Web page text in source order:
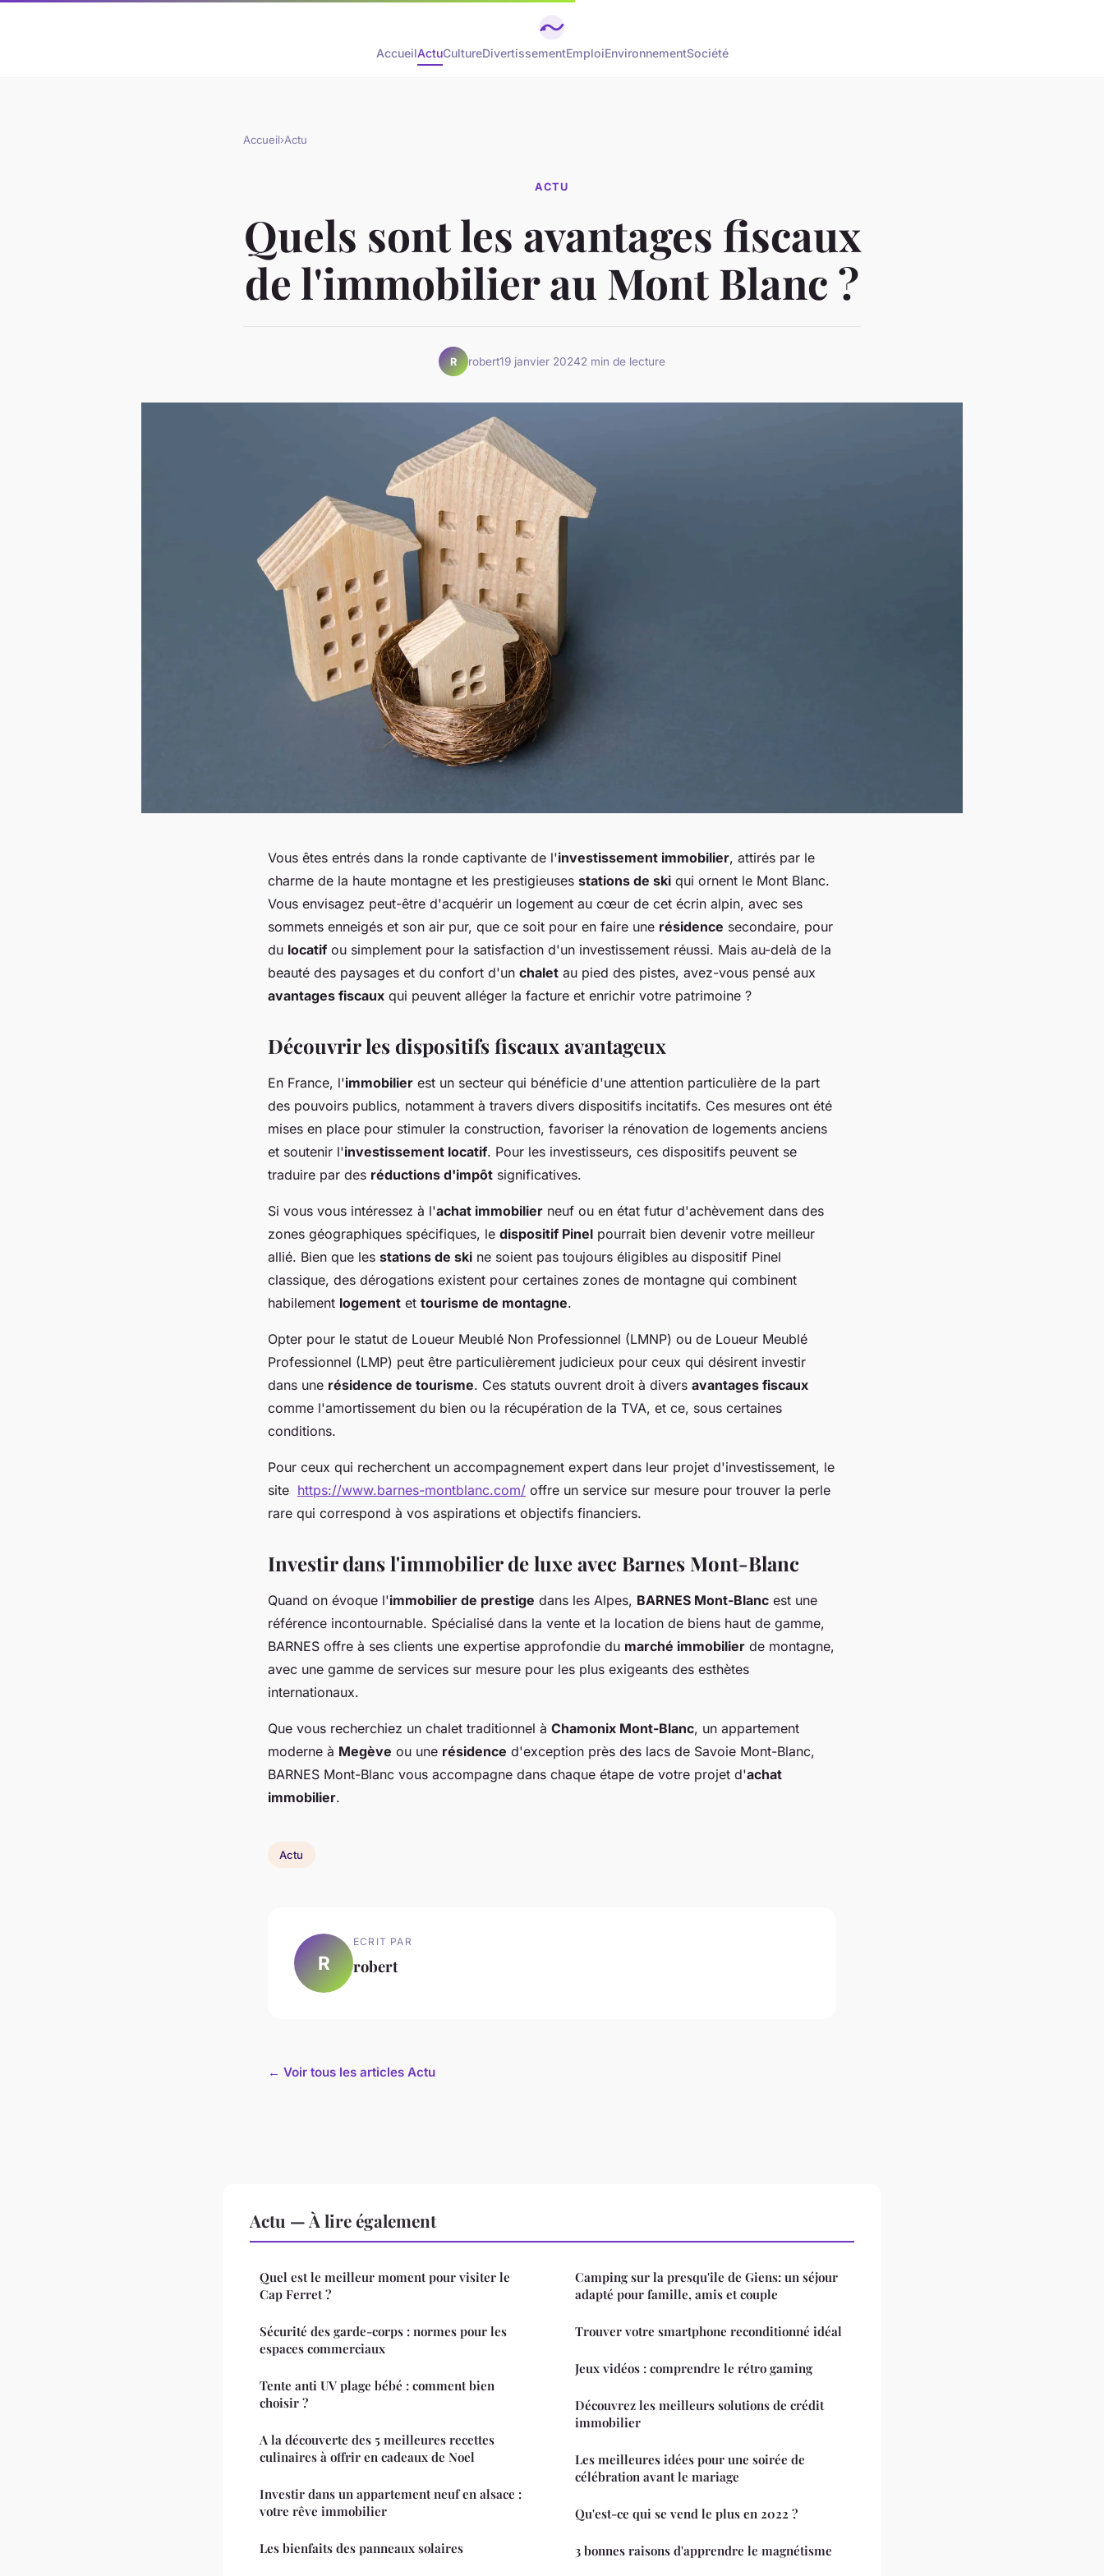
AccueilActuCultureDivertissementEmploiEnvironnementSociété
Accueil›Actu
ACTU
Quels sont les avantages fiscaux
de l'immobilier au Mont Blanc ?
R robert19 janvier 20242 min de lecture
Vous êtes entrés dans la ronde captivante de l'investissement immobilier, attirés par le
charme de la haute montagne et les prestigieuses stations de ski qui ornent le Mont Blanc.
Vous envisagez peut-être d'acquérir un logement au cœur de cet écrin alpin, avec ses
sommets enneigés et son air pur, que ce soit pour en faire une résidence secondaire, pour
du locatifou simplement pour la satisfaction d'un investissement réussi. Mais au-delà de la
beauté des paysages et du confort d'un chalet au pied des pistes, avez-vous pensé aux
avantages fiscaux qui peuvent alléger la facture et enrichir votre patrimoine ?
Découvrir les dispositifs fiscaux avantageux
En France, l'immobilier est un secteur qui bénéficie d'une attention particulière de la part
des pouvoirs publics, notamment à travers divers dispositifs incitatifs. Ces mesures ont été
mises en place pour stimuler la construction, favoriser la rénovation de logements anciens
et soutenir l'investissement locatif. Pour les investisseurs, ces dispositifs peuvent se
traduire par des réductions d'impôt significatives.
Si vous vous intéressez à l'achat immobilier neuf ou en état futur d'achèvement dans des
zones géographiques spécifiques, le dispositif Pinel pourrait bien devenir votre meilleur
allié. Bien que les stations de ski ne soient pas toujours éligibles au dispositif Pinel
classique, des dérogations existent pour certaines zones de montagne qui combinent
habilement logement et tourisme de montagne.
Opter pour le statut de Loueur Meublé Non Professionnel (LMNP) ou de Loueur Meublé
Professionnel (LMP) peut être particulièrement judicieux pour ceux qui désirent investir
dans une résidence de tourisme. Ces statuts ouvrent droit à divers avantages fiscaux
comme l'amortissement du bien ou la récupération de la TVA, et ce, sous certaines
conditions.
Pour ceux qui recherchent un accompagnement expert dans leur projet d'investissement, le
site https://www.barnes-montblanc.com/ offre un service sur mesure pour trouver la perle
rare qui correspond à vos aspirations et objectifs financiers.
Investir dans l'immobilier de luxe avec Barnes Mont-Blanc
Quand on évoque l'immobilier de prestige dans les Alpes, BARNES Mont-Blanc est une
référence incontournable. Spécialisé dans la vente et la location de biens haut de gamme,
BARNES offre à ses clients une expertise approfondie du marché immobilier de montagne,
avec une gamme de services sur mesure pour les plus exigeants des esthètes
internationaux.
Que vous recherchiez un chalet traditionnel à Chamonix Mont-Blanc, un appartement
moderne à Megève ou une résidence d'exception près des lacs de Savoie Mont-Blanc,
BARNES Mont-Blanc vous accompagne dans chaque étape de votre projet d'achat
immobilier.
Actu
R
ECRIT PAR
robert
← Voir tous les articles Actu
Actu — À lire également
Quel est le meilleur moment pour visiter le
Cap Ferret ?
Sécurité des garde-corps : normes pour les
espaces commerciaux
Tente anti UV plage bébé : comment bien
choisir ?
A la découverte des 5 meilleures recettes
culinaires à offrir en cadeaux de Noel
Investir dans un appartement neuf en alsace :
votre rêve immobilier
Les bienfaits des panneaux solaires
Camping sur la presqu'ile de Giens: un séjour
adapté pour famille, amis et couple
Trouver votre smartphone reconditionné idéal
Jeux vidéos : comprendre le rétro gaming
Découvrez les meilleurs solutions de crédit
immobilier
Les meilleures idées pour une soirée de
célébration avant le mariage
Qu'est-ce qui se vend le plus en 2022 ?
3 bonnes raisons d'apprendre le magnétisme